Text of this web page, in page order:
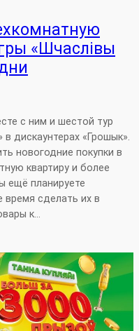
«Шчаслiвы
с ним и шестой тур
дискаунтерах «Грошык».
новогодние покупки в
квартиру и более
ещё планируете
время сделать их в
к…